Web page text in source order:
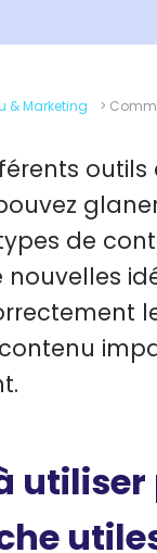
& Marketing >
de
nouvelles